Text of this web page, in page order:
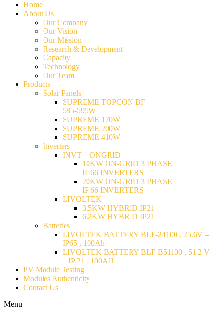
Home
About Us
Our Company
Our Vision
Our Mission
Research & Development
Capacity
Technology
Our Team
Products
Solar Panels
SUPREME TOPCON BF
585-595W
SUPREME 170W
SUPREME 200W
SUPREME 410W
Inverters
INVT – ONGRID
10KW ON-GRID 3 PHASE
IP 66 INVERTERS
20KW ON-GRID 3 PHASE
IP 66 INVERTERS
LIVOLTEK
3.5KW HYBRID IP21
6.2KW HYBRID IP21
Batteries
LIVOLTEK BATTERY BLF-24100 , 25.6V –
IP65 , 100Ah
LIVOLTEK BATTERY BLF-B51100 , 51.2 V
– IP 21 , 100AH
PV Module Testing
Modules Authenticity
Contact Us
Menu